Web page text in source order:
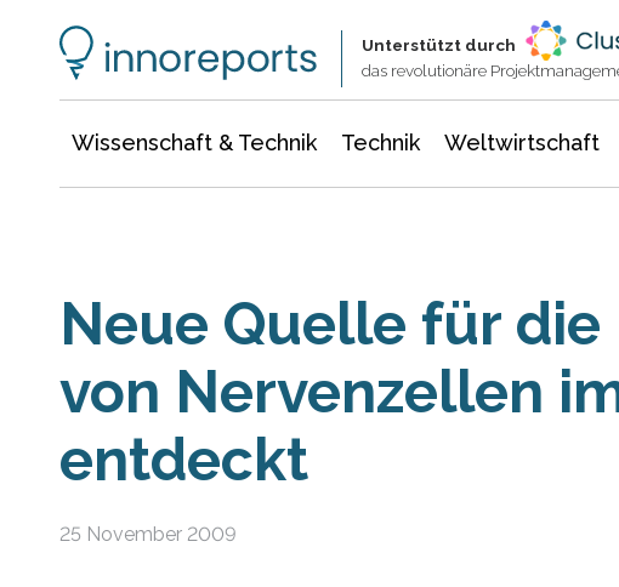
Unterstützt durch
das revolutionäre
Wissenschaft & Technik Technik Weltwirtschaft
Neue Quelle für
von Nervenzellen
entdeckt
25 November 2009